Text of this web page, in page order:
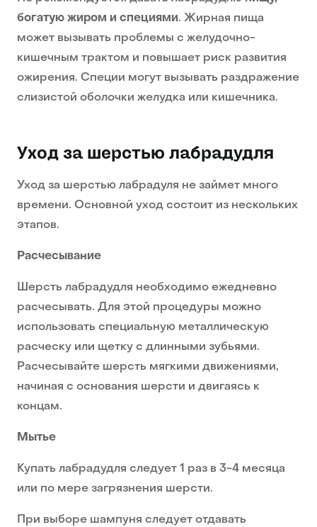
богатую жиром и специями. Жирная пища
может вызывать проблемы с желудочно-
кишечным трактом и повышает риск развития
ожирения. Специи могут вызывать раздражение
слизистой оболочки желудка или кишечника.
Уход за шерстью лабрадудля
Уход за шерстью лабрадуля не займет много
времени. Основной уход состоит из нескольких
этапов.
Расчесывание
Шерсть лабрадудля необходимо ежедневно
расчесывать. Для этой процедуры можно
использовать специальную металлическую
расческу или щетку с длинными зубьями.
Расчесывайте шерсть мягкими движениями,
начиная с основания шерсти и двигаясь к
концам.
Мытье
Купать лабрадудля следует 1 раз в 3-4 месяца
или по мере загрязнения шерсти.
При выборе шампуня следует отдавать